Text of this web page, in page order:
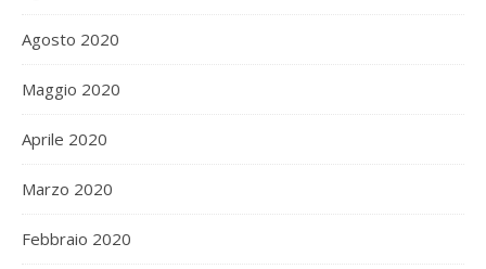
Agosto 2020
Maggio 2020
Aprile 2020
Marzo 2020
Febbraio 2020